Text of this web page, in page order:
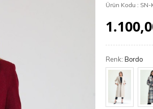
Ürün Kodu : SN-
Renk: Bordo